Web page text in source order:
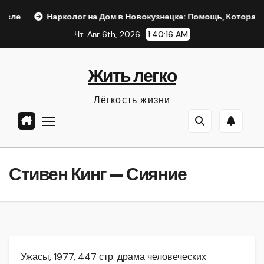
на Дом в Новокузнецке: Помощь, Которая Всегда Рядом
Чт. Авг 6th, 2026
1:40:17 AM
Жить легко
Лёгкость жизни
Стивен Кинг — Сияние
Ужасы, 1977, 447 стр. драма человеческих